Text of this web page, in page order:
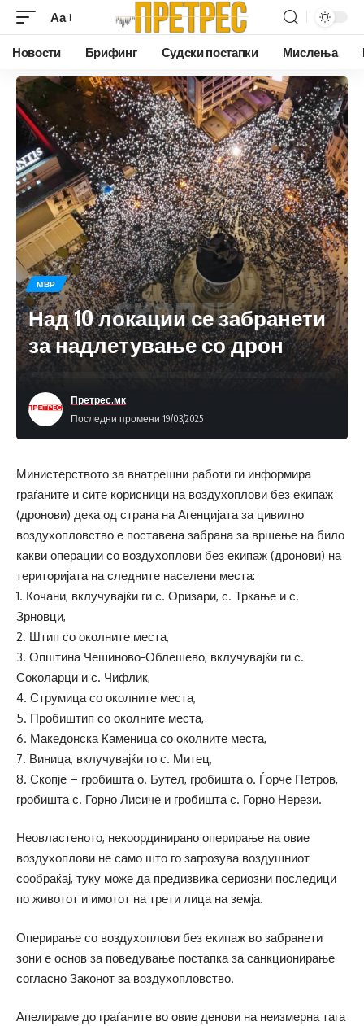
Аа
Новости Брифинг Судски постапки Мислења
МВР
Над 10 локации се забранети
за надлетување со дрон
Последни промени 19/03/2025
Претрес.мк
Министерството за внатрешни работи ги информира
граѓаните и сите корисници на воздухоплови без екипаж
(дронови) дека од страна на Агенцијата за цивилно
воздухопловство е поставена забрана за вршење на било
какви операции со воздухоплови без екипаж (дронови) на
територијата на следните населени места:
1. Кочани, вклучувајќи ги с. Оризари, с. Тркање и с.
Зрновци,
2. Штип со околните места,
3. Општина Чешиново-Облешево, вклучувајќи ги с.
Соколарци и с. Чифлик,
4. Струмица со околните места,
5. Пробиштип со околните места,
6. Македонска Каменица со околните места,
7. Виница, вклучувајќи го с. Митец,
8. Скопје – гробишта о. Бутел, гробишта о. Ѓорче Петров,
гробишта с. Горно Лисиче и гробишта с. Горно Нерези.
Неовластеното, некоординирано оперирање на овие
воздухоплови не само што го загрозува воздушниот
сообраќај, туку може да предизвика сериозни последици
по животот и имотот на трети лица на земја.
Оперирање со воздухоплови без екипаж во забранети
зони е основ за поведување постапка за санкционирање
согласно Законот за воздухопловство.
Апелираме до граѓаните во овие денови на неизмерна тага